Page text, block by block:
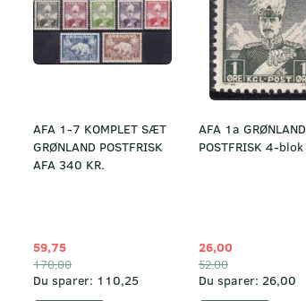
AFA 1-7 KOMPLET SÆT
GRØNLAND POSTFRISK
AFA 340 KR.
59,75
170,00
Du sparer: 110,25
AFA 1a GRØNLAND
POSTFRISK 4-blok
26,00
52,00
Du sparer: 26,00